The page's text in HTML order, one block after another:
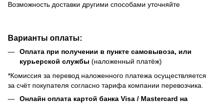
Возможность доставки другими способами уточняйте
Варианты оплаты:
Оплата при получении в пункте самовывоза, или
курьерской службы (наложенный платёж)
*Комиссия за перевод наложенного платежа осуществляется
за счёт покупателя согласно тарифа компании перевозчика.
Онлайн оплата картой банка Visa / Mastercard на